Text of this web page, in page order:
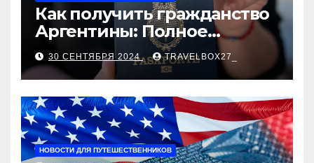
Как получить гражданство
Аргентины: Полное
руководство
30 СЕНТЯБРЯ 2024 TRAVELBOX27_
НОВОСТИ ДЛЯ ПУТЕШЕСТВЕННИКОВ